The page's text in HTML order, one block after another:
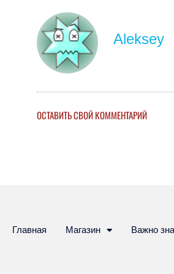
Aleksey
ОСТАВИТЬ СВОЙ КОММЕНТАРИЙ
Главная Магазин Важно